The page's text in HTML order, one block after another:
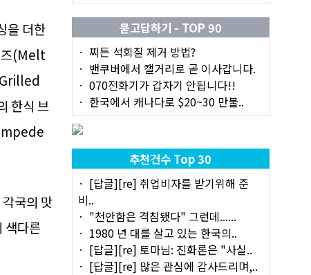
을 더한
즈(Melt
한식 브
국의 맛
색다른
묻고답하기 - TOP 90
찌든 석회질 제거 방법?
밴쿠버에서 캘거리로 곧 이사갑니다.
070전화기가 갑자기 안됩니다!!
한국에서 캐나다로 $20~30 만불..
추천건수 Top 30
[답글][re] 취업비자를 받기위해 준
비..
"천안함은 격침됐다" 그런데......
1980 년 대를 살고 있는 한국의..
[답글][re] 토마님: 진화론은 "사실..
[답글][re] 많은 관심에 감사드리며,..